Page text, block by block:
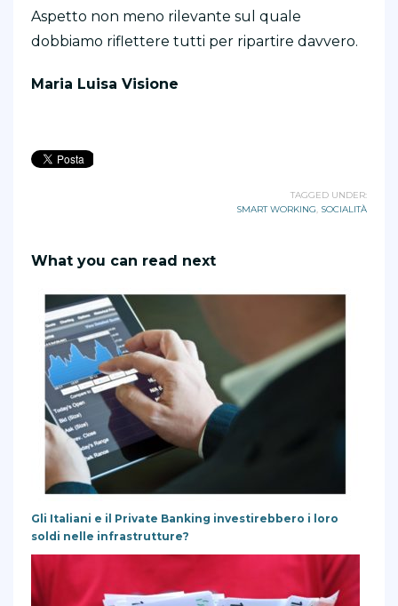
Aspetto non meno rilevante sul quale
dobbiamo riflettere tutti per ripartire davvero.
Maria Luisa Visione
TAGGED UNDER:
SMART WORKING SOCIALITÀ
What you can read next
Gli Italiani e il Private Banking investirebbero i loro
soldi nelle infrastrutture?